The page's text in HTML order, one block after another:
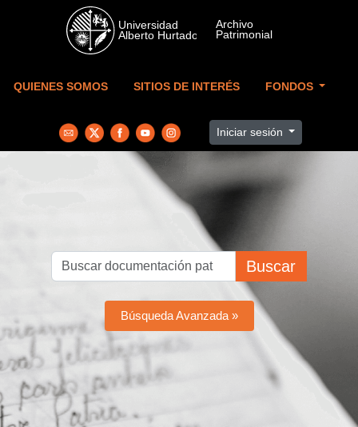
Skip to main content
QUIENES SOMOS SITIOS DE INTERÉS FONDOS
Iniciar sesión
Buscar
Búsqueda Avanzada »